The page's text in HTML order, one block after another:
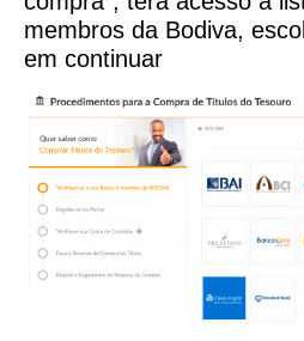
membros da Bodiva,
em continuar